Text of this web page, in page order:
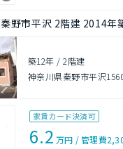
秦野市平沢 2階建 2014年
築12年 /2階建
神奈川県秦野市平沢
家賃カード決済可
6.2 万円 /管理費